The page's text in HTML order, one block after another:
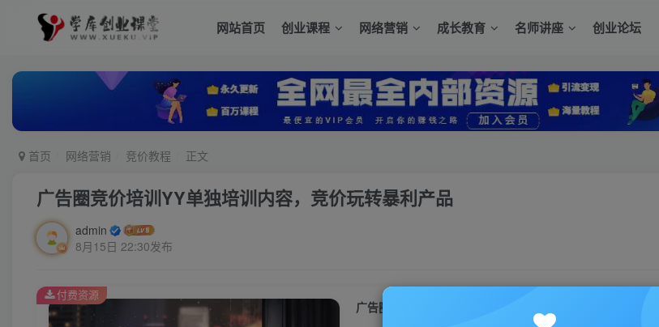
网站首页 创业课程 网络营销 成长教育 名师讲座 创业论坛
首页 网络营销 竞价教程 正文
广告圈竞价培训YY单独培训内容，竞价玩转暴利产品
admin
8月15日 22:30发布
广告圈竞价培训YY单独培训内容，竞价玩转暴利产品
付费资源